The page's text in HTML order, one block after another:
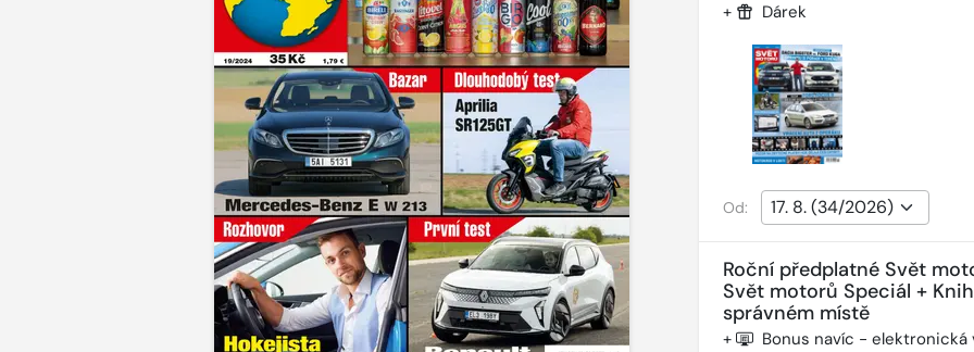
+ Dárek
Od:
Roční předplatné Svět
Svět motorů Speciál +
správném místě
+ Bonus navíc - elektronická